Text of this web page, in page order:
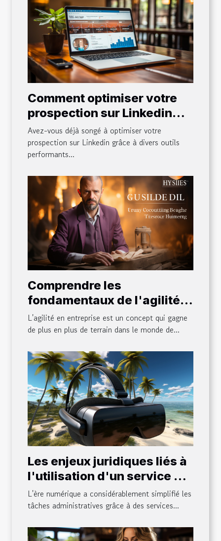
Comment optimiser votre
prospection sur Linkedin
avec des outils comme
Waalaxy
Avez-vous déjà songé à optimiser votre
prospection sur Linkedin grâce à divers outils
performants...
Comprendre les
fondamentaux de l'agilité
en entreprise
L'agilité en entreprise est un concept qui gagne
de plus en plus de terrain dans le monde de...
Les enjeux juridiques liés à
l'utilisation d'un service de
télésecrétariat
L'ère numérique a considérablement simplifié les
tâches administratives grâce à des services...